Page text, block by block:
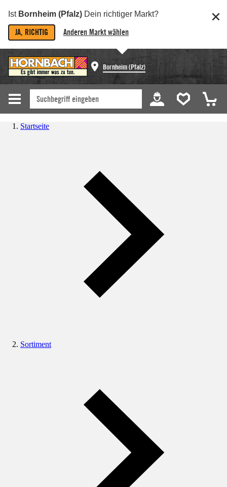
Ist Bornheim (Pfalz) Dein richtiger Markt?
JA, RICHTIG Anderen Markt wählen
Bornheim (Pfalz)
Startseite
Sortiment